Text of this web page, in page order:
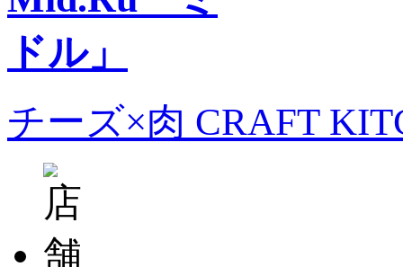
チーズ×肉 CRAFT